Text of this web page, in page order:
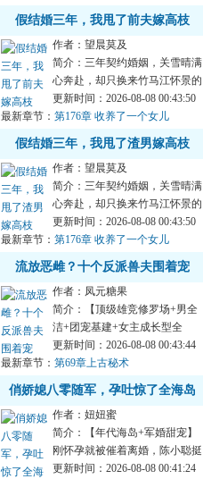
假结婚三年，我甩了前夫嫁高枝
作者：望晨莫及
简介：三年契约婚姻，关雪晴满
心奔赴，却只换来竹马江怀景的
冷漠与偏爱。他眼里永远只有柔
弱...
更新时间：2026-08-08 00:43:50
最新章节： 第176章 收养了一个女儿
假结婚三年，我甩了渣男嫁高枝
作者：望晨莫及
简介：三年契约婚姻，关雪晴满
心奔赴，却只换来竹马江怀景的
冷漠与偏爱。他眼里永远只有柔
弱...
更新时间：2026-08-08 00:43:50
最新章节： 第176章 收养了一个女儿
流放恶雌？十个反派兽夫围着宠
作者：凤元糖果
简介：【顶级雄竞修罗场+男全
洁+团宠基建+女主成长型全
能】沈清霜穿进一本兽世文中，
成了女...
更新时间：2026-08-08 00:43:44
最新章节： 第69章上古秘术
俏娇媳八零随军，孕吐惊了全海岛
作者：妞妞蜜
简介：【年代海岛+军婚甜宠】
刚怀孕就被催着离婚，陈小聪挺
着孕肚赴海岛找丈夫要个说法。
更新时间：2026-08-08 00:41:24